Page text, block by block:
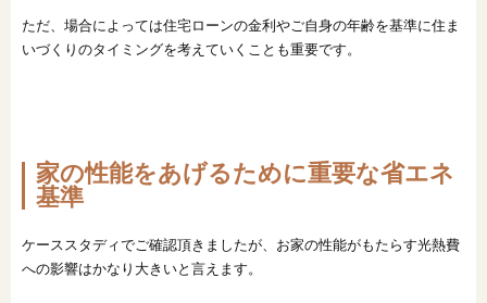
ただ、場合によっては住宅ローンの金利やご自身の年齢を基準に住ま
いづくりのタイミングを考えていくことも重要です。
家の性能をあげるために重要な省エネ
基準
ケーススタディでご確認頂きましたが、お家の性能がもたらす光熱費
への影響はかなり大きいと言えます。